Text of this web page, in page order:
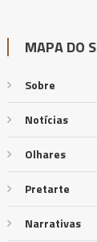
MAPA DO
Sobre
Notícias
Olhares
Pretarte
Narrativas